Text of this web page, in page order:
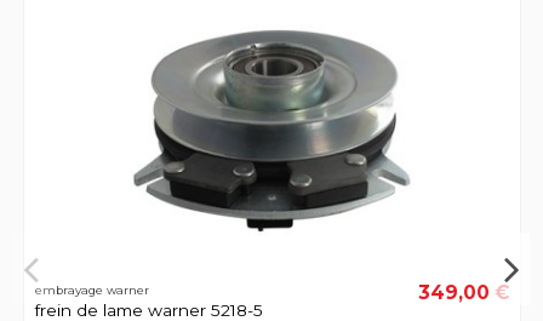
embrayage warner
frein de lame warner 5218-5
349,00 €